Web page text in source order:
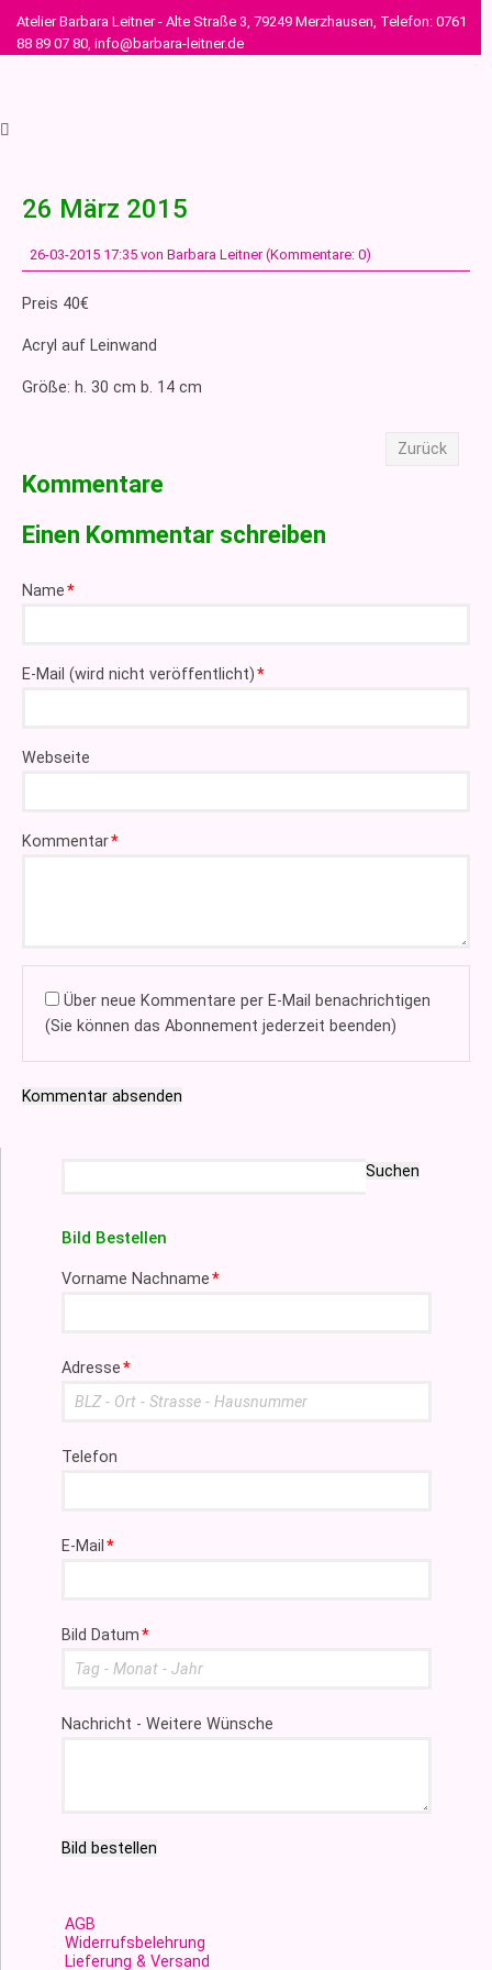
Atelier Barbara Leitner - Alte Straße 3, 79249 Merzhausen, Telefon: 0761
88 89 07 80, info@barbara-leitner.de
26 März 2015
26-03-2015 17:35 von Barbara Leitner (Kommentare: 0)
Preis 40€
Acryl auf Leinwand
Größe: h. 30 cm b. 14 cm
Zurück
Kommentare
Einen Kommentar schreiben
Pflichtfeld
Name*
Pflichtfeld
E-Mail (wird nicht veröffentlicht)*
Webseite
Pflichtfeld
Kommentar*
Über neue Kommentare per E-Mail benachrichtigen
(Sie können das Abonnement jederzeit beenden)
Kommentar absenden
Suchen
Bild Bestellen
Pflichtfeld
Vorname Nachname*
Pflichtfeld
Adresse*
Telefon
Pflichtfeld
E-Mail*
Pflichtfeld
Bild Datum*
Nachricht - Weitere Wünsche
Bild bestellen
AGB
Widerrufsbelehrung
Lieferung & Versand